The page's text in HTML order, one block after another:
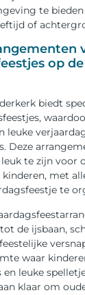
te
of
op
biedt
leuke
Deze
te zijn voor
met
te
de ijsbaan,
waar
leuke
klaar om